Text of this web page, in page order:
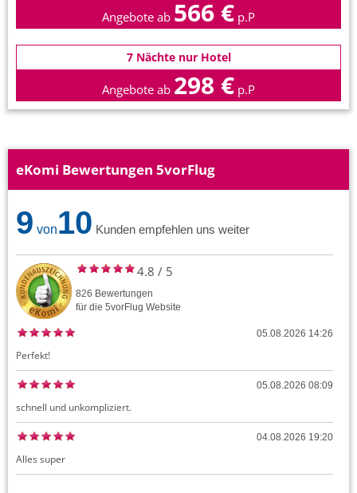
Angebote ab 566 € p.P
7 Nächte nur Hotel
Angebote ab 298 € p.P
eKomi Bewertungen 5vorFlug
9 von10 Kunden empfehlen uns weiter
4.8 / 5
826 Bewertungen
für die 5vorFlug Website
05.08.2026 14:26
Perfekt!
05.08.2026 08:09
schnell und unkompliziert.
04.08.2026 19:20
Alles super